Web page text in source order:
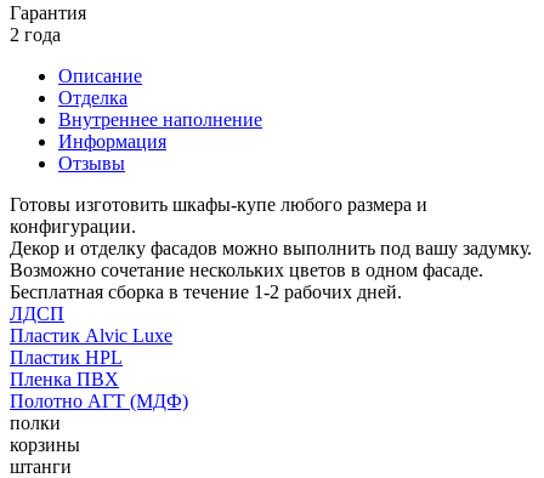
Гарантия
2 года
Описание
Отделка
Внутреннее наполнение
Информация
Отзывы
Готовы изготовить шкафы-купе любого размера и
конфигурации.
Декор и отделку фасадов можно выполнить под вашу задумку.
Возможно сочетание нескольких цветов в одном фасаде.
Бесплатная сборка в течение 1-2 рабочих дней.
ЛДСП
Пластик Alvic Luxe
Пластик HPL
Пленка ПВХ
Полотно АГТ (МДФ)
полки
корзины
штанги